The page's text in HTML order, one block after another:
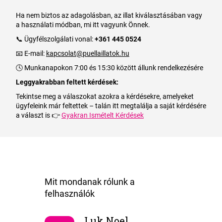
Ha nem biztos az adagolásban, az illat kiválasztásában vagy
a használati módban, mi itt vagyunk Önnek.
📞 Ügyfélszolgálati vonal:+361 445 0524
📧 E-mail: kapcsolat@puellaillatok.hu
🕓 Munkanapokon 7:00 és 15:30 között állunk rendelkezésére
Leggyakrabban feltett kérdések:
Tekintse meg a válaszokat azokra a kérdésekre, amelyeket
ügyfeleink már feltettek – talán itt megtalálja a saját kérdésére
a választ is 👉Gyakran Ismételt Kérdések